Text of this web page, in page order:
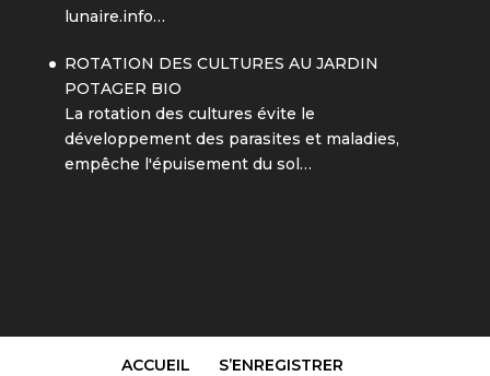
lunaire.info…
ROTATION DES CULTURES AU JARDIN
POTAGER BIO
La rotation des cultures évite le
développement des parasites et maladies,
empêche l'épuisement du sol…
ACCUEIL
S’ENREGISTRER